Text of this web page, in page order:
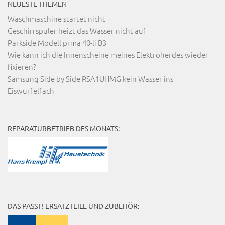
NEUESTE THEMEN
Waschmaschine startet nicht
Geschirrspüler heizt das Wasser nicht auf
Parkside Modell prma 40-li B3
Wie kann ich die Innenscheine meines Elektroherdes wieder
fixieren?
Samsung Side by Side RSA1UHMG kein Wasser ins
Eiswürfelfach
REPARATURBETRIEB DES MONATS:
DAS PASST! ERSATZTEILE UND ZUBEHÖR: